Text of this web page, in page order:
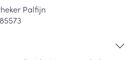
Palfijn